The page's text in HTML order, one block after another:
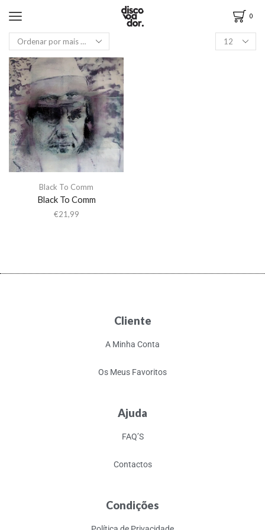
0
Black To Comm
Black To Comm
€21,99
Cliente
A Minha Conta
Os Meus Favoritos
Ajuda
FAQ’S
Contactos
Condições